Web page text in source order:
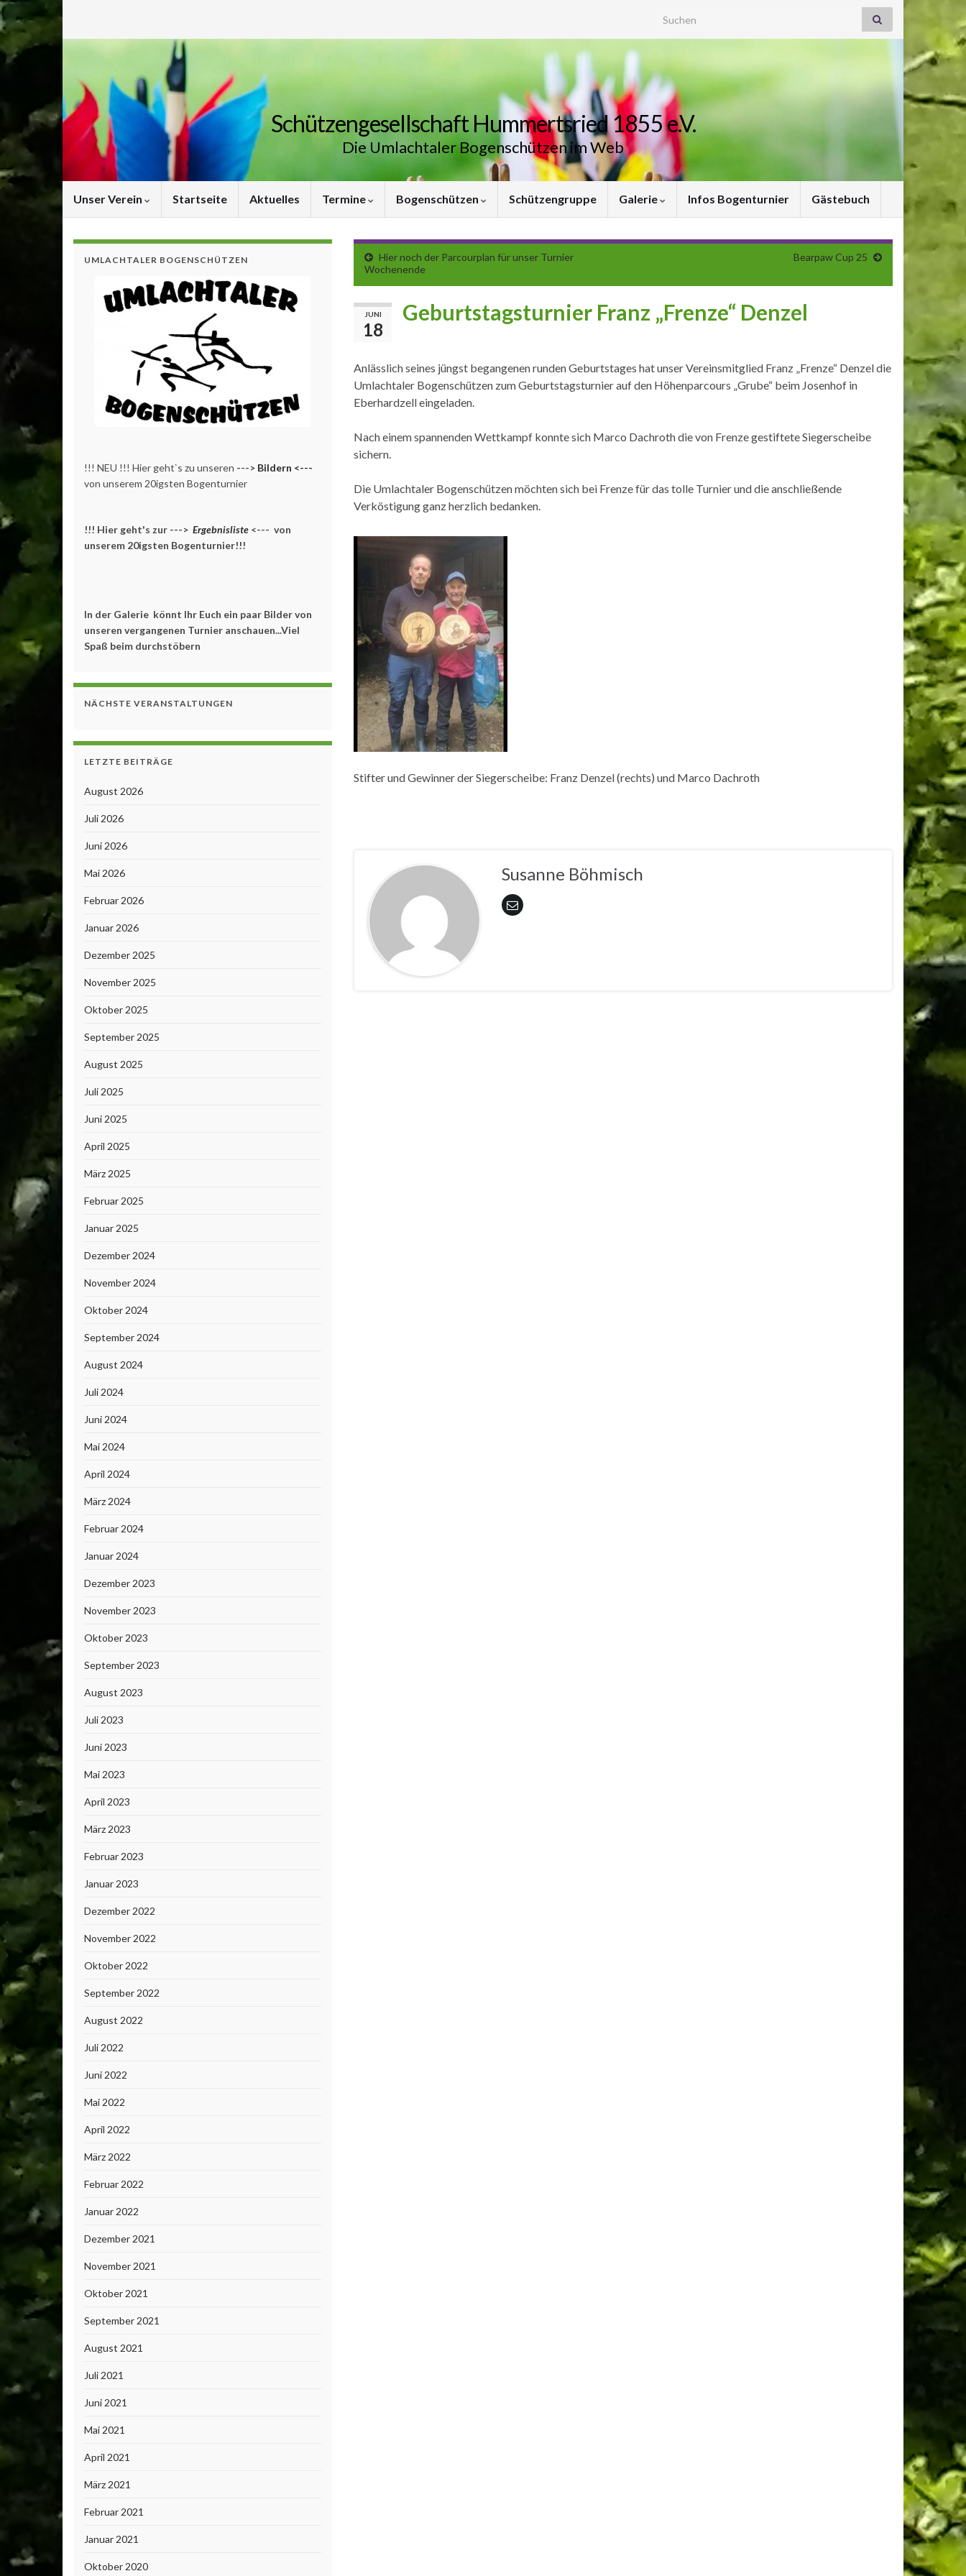
Search for:
Schützengesellschaft Hummertsried 1855 e.V.
Die Umlachtaler Bogenschützen im Web
Unser Verein Startseite Aktuelles Termine Bogenschützen Schützengruppe Galerie Infos Bogenturnier Gästebuch
Hier noch der Parcourplan für unser Turnier
Wochenende
Bearpaw Cup 25
JUNI
18
Geburtstagsturnier Franz „Frenze“ Denzel
Anlässlich seines jüngst begangenen runden Geburtstages hat unser Vereinsmitglied Franz „Frenze“ Denzel die
Umlachtaler Bogenschützen zum Geburtstagsturnier auf den Höhenparcours „Grube“ beim Josenhof in
Eberhardzell eingeladen.
Nach einem spannenden Wettkampf konnte sich Marco Dachroth die von Frenze gestiftete Siegerscheibe
sichern.
Die Umlachtaler Bogenschützen möchten sich bei Frenze für das tolle Turnier und die anschließende
Verköstigung ganz herzlich bedanken.
Stifter und Gewinner der Siegerscheibe: Franz Denzel (rechts) und Marco Dachroth
Susanne Böhmisch
UMLACHTALER BOGENSCHÜTZEN
!!! NEU !!! Hier geht`s zu unseren ---> Bildern <---
von unserem 20igsten Bogenturnier
!!! Hier geht's zur ---> Ergebnisliste <--- von
unserem 20igsten Bogenturnier!!!
In der Galerie könnt Ihr Euch ein paar Bilder von
unseren vergangenen Turnier anschauen...Viel
Spaß beim durchstöbern
NÄCHSTE VERANSTALTUNGEN
LETZTE BEITRÄGE
August 2026
Juli 2026
Juni 2026
Mai 2026
Februar 2026
Januar 2026
Dezember 2025
November 2025
Oktober 2025
September 2025
August 2025
Juli 2025
Juni 2025
April 2025
März 2025
Februar 2025
Januar 2025
Dezember 2024
November 2024
Oktober 2024
September 2024
August 2024
Juli 2024
Juni 2024
Mai 2024
April 2024
März 2024
Februar 2024
Januar 2024
Dezember 2023
November 2023
Oktober 2023
September 2023
August 2023
Juli 2023
Juni 2023
Mai 2023
April 2023
März 2023
Februar 2023
Januar 2023
Dezember 2022
November 2022
Oktober 2022
September 2022
August 2022
Juli 2022
Juni 2022
Mai 2022
April 2022
März 2022
Februar 2022
Januar 2022
Dezember 2021
November 2021
Oktober 2021
September 2021
August 2021
Juli 2021
Juni 2021
Mai 2021
April 2021
März 2021
Februar 2021
Januar 2021
Oktober 2020